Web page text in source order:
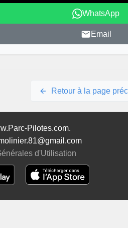
WhatsApp
Email
Retour à la page
Pilotes.com.
d'Utilisation